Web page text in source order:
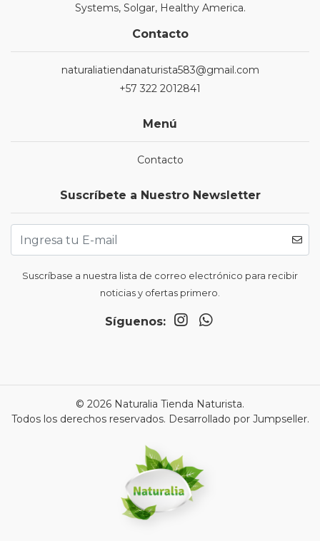
Systems, Solgar, Healthy America.
Contacto
naturaliatiendanaturista583@gmail.com
+57 322 2012841
Menú
Contacto
Suscríbete a Nuestro Newsletter
Suscríbase a nuestra lista de correo electrónico para recibir
noticias y ofertas primero.
Síguenos:
© 2026 Naturalia Tienda Naturista.
Todos los derechos reservados. Desarrollado por Jumpseller.